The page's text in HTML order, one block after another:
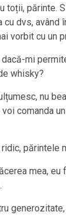
toții, părinte.
cu dvs, având
vorbit cu un
mi
whisky?
nu
comanda
părintele
mea, eu